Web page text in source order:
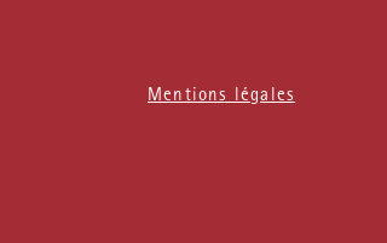
Mentions légales